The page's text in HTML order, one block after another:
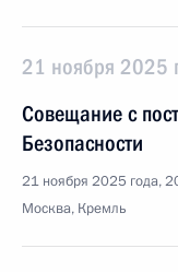
21 ноября 2025
Совещание с
Безопасности
21 ноября 2025 года,
Москва, Кремль